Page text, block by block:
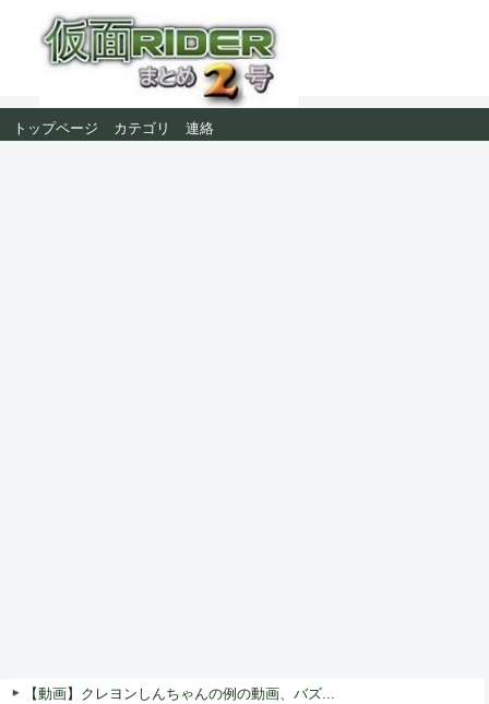
トップページ カテゴリ 連絡
【動画】クレヨンしんちゃんの例の動画、バズ...